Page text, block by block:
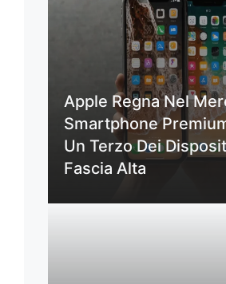
Apple Regna Nel
Smartphone
Un Terzo Dei
Fascia Alta